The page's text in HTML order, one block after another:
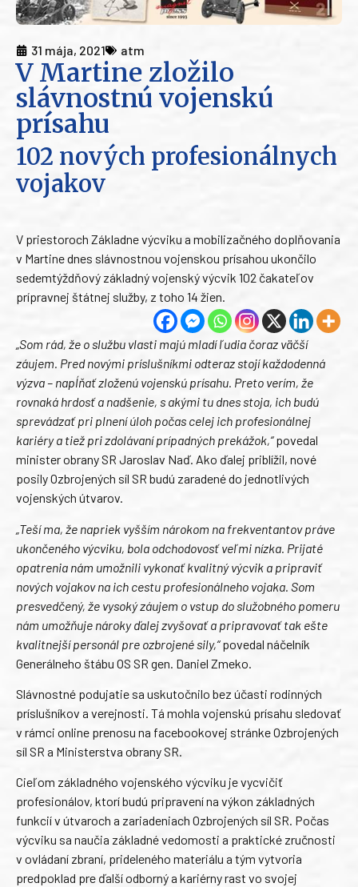
31 mája, 2021 atm
V Martine zložilo
slávnostnú vojenskú
prísahu
102 nových profesionálnych
vojakov
V priestoroch Základne výcviku a mobilizačného doplňovania
v Martine dnes slávnostnou vojenskou prísahou ukončilo
sedemtýždňový základný vojenský výcvik 102 čakateľov
prípravnej štátnej služby, z toho 14 žien.
„Som rád, že o službu vlasti majú mladí ľudia čoraz väčší
záujem. Pred novými príslušníkmi odteraz stojí každodenná
výzva – napĺňať zloženú vojenskú prísahu. Preto verím, že
rovnaká hrdosť a nadšenie, s akými tu dnes stoja, ich budú
sprevádzať pri plnení úloh počas celej ich profesionálnej
kariéry a tiež pri zdolávaní prípadných prekážok,“povedal
minister obrany SR Jaroslav Naď. Ako ďalej priblížil, nové
posily Ozbrojených síl SR budú zaradené do jednotlivých
vojenských útvarov.
„Teší ma, že napriek vyšším nárokom na frekventantov práve
ukončeného výcviku, bola odchodovosť veľmi nízka. Prijaté
opatrenia nám umožnili vykonať kvalitný výcvik a pripraviť
nových vojakov na ich cestu profesionálneho vojaka. Som
presvedčený, že vysoký záujem o vstup do služobného pomeru
nám umožňuje nároky ďalej zvyšovať a pripravovať tak ešte
kvalitnejší personál pre ozbrojené sily,“povedal náčelník
Generálneho štábu OS SR gen. Daniel Zmeko.
Slávnostné podujatie sa uskutočnilo bez účasti rodinných
príslušníkov a verejnosti. Tá mohla vojenskú prísahu sledovať
v rámci online prenosu na facebookovej stránke Ozbrojených
síl SR a Ministerstva obrany SR.
Cieľom základného vojenského výcviku je vycvičiť
profesionálov, ktorí budú pripravení na výkon základných
funkcií v útvaroch a zariadeniach Ozbrojených síl SR. Počas
výcviku sa naučia základné vedomosti a praktické zručnosti
v ovládaní zbraní, prideleného materiálu a tým vytvoria
predpoklad pre ďalší odborný a kariérny rast vo svojej